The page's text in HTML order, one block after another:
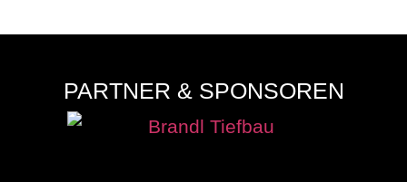
PARTNER & SPONSOREN